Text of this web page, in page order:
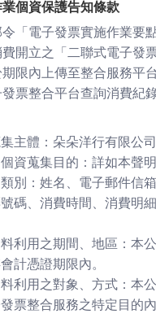
個資保護告知條款
「電子發票實施作業要
開立之「二聯式電子發
限內上傳至整合服務平
票整合平台查詢消費紀
主體：朵朵洋行有限公司
資蒐集目的：詳如本聲
別：姓名、電子郵件信
碼、消費時間、消費明
利用之期間、地區：本
計憑證期限內。
利用之對象、方式：本
票整合服務之特定目的